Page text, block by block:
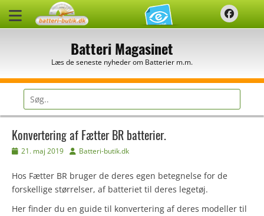
Batteri Magasinet
Læs de seneste nyheder om Batterier m.m.
Søg
efter:
Konvertering af Fætter BR batterier.
Udgivet
21. maj 2019 Forfatter
Batteri-butik.dk
Hos Fætter BR bruger de deres egen betegnelse for de
forskellige størrelser, af batteriet til deres legetøj.
Her finder du en guide til konvertering af deres modeller til